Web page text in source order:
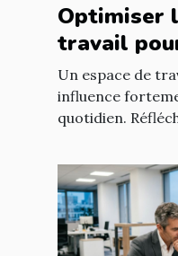
Optimiser
travail
Un espace de
influence
quotidien.